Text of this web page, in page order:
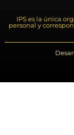
IPS es la única
personal y